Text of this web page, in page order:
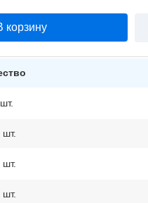
корзину
шт.
шт.
шт.